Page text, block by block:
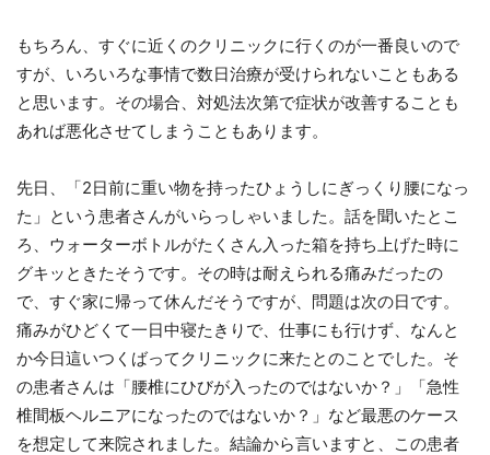
もちろん、すぐに近くのクリニックに行くのが一番良いので
すが、いろいろな事情で数日治療が受けられないこともある
と思います。その場合、対処法次第で症状が改善することも
あれば悪化させてしまうこともあります。
先日、「2日前に重い物を持ったひょうしにぎっくり腰になっ
た」という患者さんがいらっしゃいました。話を聞いたとこ
ろ、ウォーターボトルがたくさん入った箱を持ち上げた時に
グキッときたそうです。その時は耐えられる痛みだったの
で、すぐ家に帰って休んだそうですが、問題は次の日です。
痛みがひどくて一日中寝たきりで、仕事にも行けず、なんと
か今日這いつくばってクリニックに来たとのことでした。そ
の患者さんは「腰椎にひびが入ったのではないか？」「急性
椎間板ヘルニアになったのではないか？」など最悪のケース
を想定して来院されました。結論から言いますと、この患者